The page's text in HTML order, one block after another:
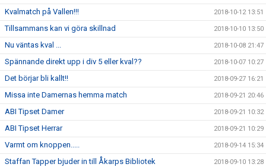
Kvalmatch på Vallen!!! 2018-10-12 13:51
Tillsammans kan vi göra skillnad 2018-10-10 13:50
Nu väntas kval ... 2018-10-08 21:47
Spännande direkt upp i div 5 eller kval?? 2018-10-07 10:27
Det börjar bli kallt!! 2018-09-27 16:21
Missa inte Damernas hemma match 2018-09-21 20:46
ABI Tipset Damer 2018-09-21 10:32
ABI Tipset Herrar 2018-09-21 10:29
Varmt om knoppen..... 2018-09-14 15:34
Staffan Tapper bjuder in till Åkarps Bibliotek 2018-09-10 13:28